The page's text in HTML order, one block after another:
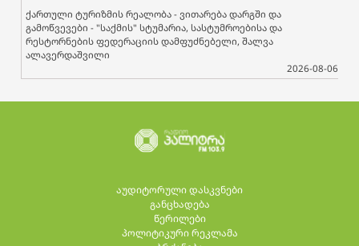
ქართული ტურიზმის რეალობა - ვითარება დარგში და
გამოწვევები - "საქმის" სტუმარია, სასტუმროებისა და
რესტორნების ფედერაციის დამფუძნებელი, შალვა
ალავერდაშვილი
2026-08-06
აუდიტორული დასკვნები
განცხადება
წერილები
პოლიტიკური რეკლამა